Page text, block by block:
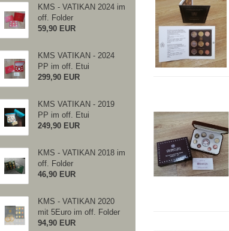
KMS - VATIKAN 2024 im
off. Folder
59,90 EUR
KMS VATIKAN - 2024
PP im off. Etui
299,90 EUR
KMS VATIKAN - 2019
PP im off. Etui
249,90 EUR
KMS - VATIKAN 2018 im
off. Folder
46,90 EUR
KMS - VATIKAN 2020
mit 5Euro im off. Folder
94,90 EUR